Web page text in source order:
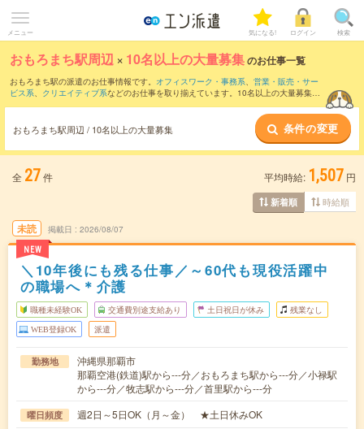
メニュー 気になる! ログイン 検索
おもろまち駅周辺 × 10名以上の大量募集のお仕事一覧
おもろまち駅の派遣のお仕事情報です。 オフィスワーク・事務系、 営業・販売・サー
ビス系、 クリエイティブ系などのお仕事を取り揃えています。10名以上の大量募集の
おもろまち駅周辺 / 10名以上の大量募集 条件の変更
全 27件 平均時給: 1,507 円
新着順 時給順
未読
NEW
掲載日 2026/08/07
＼10年後にも残る仕事／～60代も現役活躍中
の職場へ＊介護
職種未経験OK 交通費別途支給あり 土日祝日が休み 残業なし
WEB登録OK 派遣
勤務地
沖縄県那覇市
那覇空港(鉄道)駅から---分／おもろまち駅から---分／小禄駅
から---分／牧志駅から---分／首里駅から---分
曜日頻度 週2日～5日OK（月～金） ★土日休みOK